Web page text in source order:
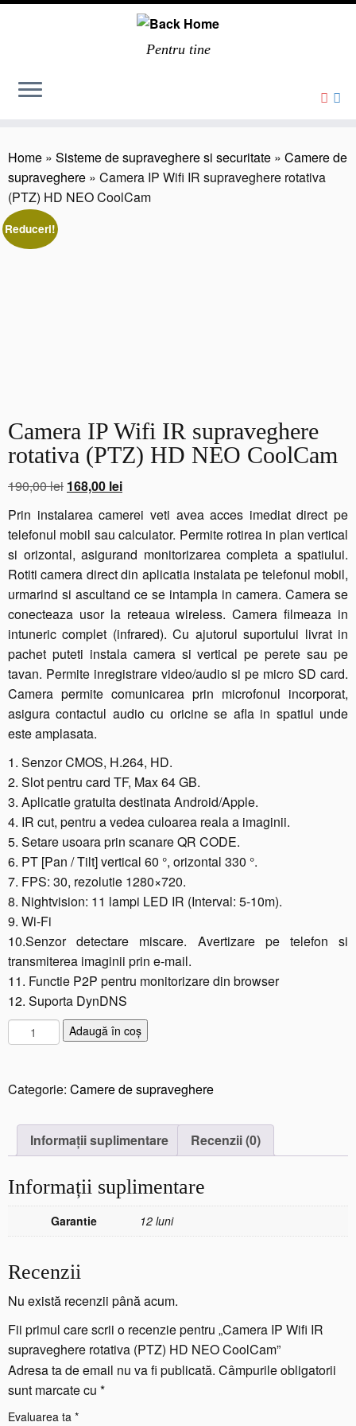
Pentru tine
Home » Sisteme de supraveghere si securitate » Camere de
supraveghere » Camera IP Wifi IR supraveghere rotativa
(PTZ) HD NEO CoolCam
Reduceri!
Camera IP Wifi IR supraveghere
rotativa (PTZ) HD NEO CoolCam
190,00lei Prețul
a
fost:
190,00 lei.
168,00 leiPrețul
este:
168,00 lei.
Prin instalarea camerei veti avea acces imediat direct pe
telefonul mobil sau calculator. Permite rotirea in plan vertical
si orizontal, asigurand monitorizarea completa a spatiului.
Rotiti camera direct din aplicatia instalata pe telefonul mobil,
urmarind si ascultand ce se intampla in camera. Camera se
conecteaza usor la reteaua wireless. Camera filmeaza in
intuneric complet (infrared). Cu ajutorul suportului livrat in
pachet puteti instala camera si vertical pe perete sau pe
tavan. Permite inregistrare video/audio si pe micro SD card.
Camera permite comunicarea prin microfonul incorporat,
asigura contactul audio cu oricine se afla in spatiul unde
este amplasata.
1. Senzor CMOS, H.264, HD.
2. Slot pentru card TF, Max 64 GB.
3. Aplicatie gratuita destinata Android/Apple.
4. IR cut, pentru a vedea culoarea reala a imaginii.
5. Setare usoara prin scanare QR CODE.
6. PT [Pan / Tilt] vertical 60 °, orizontal 330 °.
7. FPS: 30, rezolutie 1280×720.
8. Nightvision: 11 lampi LED IR (Interval: 5-10m).
9. Wi-Fi
10.Senzor detectare miscare. Avertizare pe telefon si
transmiterea imaginii prin e-mail.
11. Functie P2P pentru monitorizare din browser
12. Suporta DynDNS
a
i
C
a
e
a
P
W
i
I
R
Adaugă în coș
Categorie: Camere de supraveghere
Informații suplimentare Recenzii (0)
Informații suplimentare
Garantie 12 luni
Recenzii
Nu există recenzii până acum.
Fii primul care scrii o recenzie pentru „Camera IP Wifi IR
supraveghere rotativa (PTZ) HD NEO CoolCam”
Adresa ta de email nu va fi publicată. Câmpurile obligatorii
sunt marcate cu *
Evaluarea ta *